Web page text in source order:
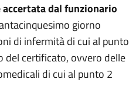
dal funzionario
giorno
di infermità di cui al punto
del certificato, ovvero delle
di cui al punto 2